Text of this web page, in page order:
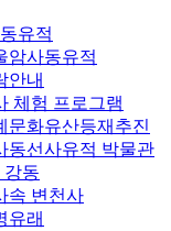
유적
암사동유적
안내
체험 프로그램
문화유산등재추진
동선사유적 박물관
강동
속 변천사
유래